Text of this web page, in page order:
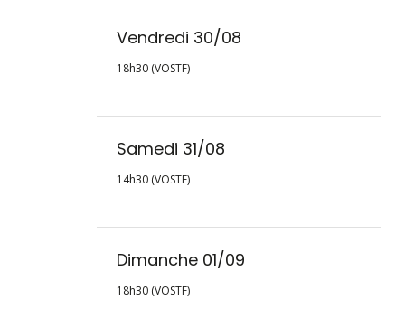
Vendredi 30/08
18h30 (VOSTF)
Samedi 31/08
14h30 (VOSTF)
Dimanche 01/09
18h30 (VOSTF)